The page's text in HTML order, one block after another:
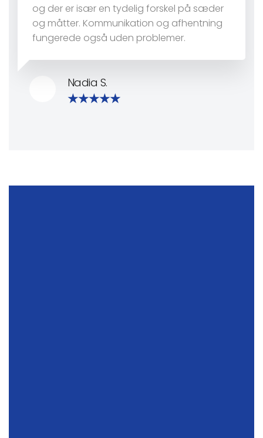
og der er især en tydelig forskel på sæder
og måtter. Kommunikation og afhentning
fungerede også uden problemer.
Nadia S.